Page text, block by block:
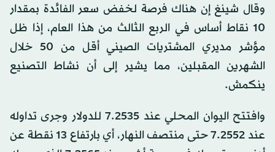
وقال شينغ إن هناك فرصة لخفض سعر الفائدة بمقدار
10 نقاط أساس في الربع الثالث من هذا العام، إذا ظل
مؤشر مديري المشتريات الصيني أقل من 50 خلال
الشهرين المقبلين، مما يشير إلى أن نشاط التصنيع
ينكمش.
وافتتح اليوان المحلي عند 7.2535 للدولار وجرى تداوله
عند 7.2552 حتى منتصف النهار، أي بارتفاع 13 نقطة عن